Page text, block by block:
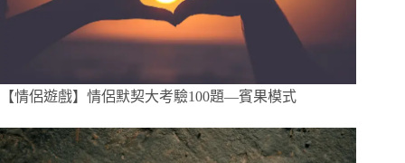
【情侶遊戲】情侶默契大考驗100題—賓果模式